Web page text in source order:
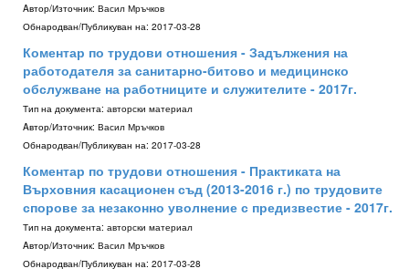
Aвтор/Източник: Васил Мръчков
Обнародван/Публикуван на: 2017-03-28
Коментар по трудови отношения - Задължения на
работодателя за санитарно-битово и медицинско
обслужване на работниците и служителите - 2017г.
Тип на документа: авторски материал
Aвтор/Източник: Васил Мръчков
Обнародван/Публикуван на: 2017-03-28
Коментар по трудови отношения - Практиката на
Върховния касационен съд (2013-2016 г.) по трудовите
спорове за незаконно уволнение с предизвестие - 2017г.
Тип на документа: авторски материал
Aвтор/Източник: Васил Мръчков
Обнародван/Публикуван на: 2017-03-28